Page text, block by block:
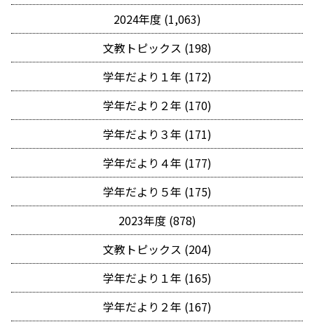
2024年度 (1,063)
文教トピックス (198)
学年だより１年 (172)
学年だより２年 (170)
学年だより３年 (171)
学年だより４年 (177)
学年だより５年 (175)
2023年度 (878)
文教トピックス (204)
学年だより１年 (165)
学年だより２年 (167)